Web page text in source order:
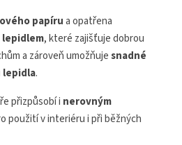
papírua opatřena
lepidlem, které zajišťuje dobrou
a zároveň umožňujesnadné
lepidla.
přizpůsobí i nerovným
použití v interiéru i při běžných